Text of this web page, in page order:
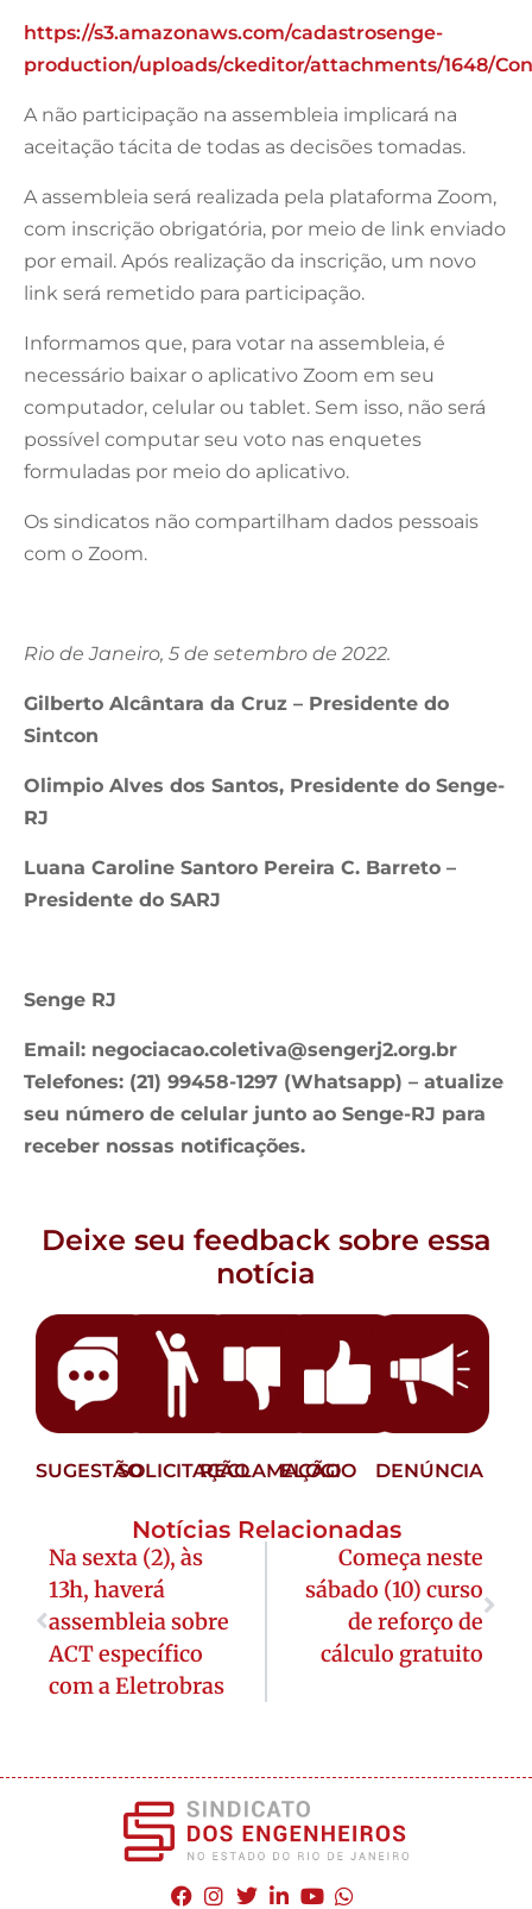
https://s3.amazonaws.com/cadastrosenge-
production/uploads/ckeditor/attachments/1648/
A não participação na assembleia implicará na
aceitação tácita de todas as decisões tomadas.
A assembleia será realizada pela plataforma Zoom,
com inscrição obrigatória, por meio de link enviado
por email. Após realização da inscrição, um novo
link será remetido para participação.
Informamos que, para votar na assembleia, é
necessário baixar o aplicativo Zoom em seu
computador, celular ou tablet. Sem isso, não será
possível computar seu voto nas enquetes
formuladas por meio do aplicativo.
Os sindicatos não compartilham dados pessoais
com o Zoom.
Rio de Janeiro, 5 de setembro de 2022.
Gilberto Alcântara da Cruz – Presidente do
Sintcon
Olimpio Alves dos Santos, Presidente do Senge-
RJ
Luana Caroline Santoro Pereira C. Barreto –
Presidente do SARJ
Senge RJ
Email: negociacao.coletiva@sengerj2.org.br
Telefones: (21) 99458-1297 (Whatsapp) – atualize
seu número de celular junto ao Senge-RJ para
receber nossas notificações.
Deixe seu feedback sobre essa
notícia
SUGESTÃOSOLICITAÇÃORECLAMAÇÃO
ELOGIO DENÚNCIA
Notícias Relacionadas
Na sexta (2), às
13h, haverá
assembleia sobre
ACT específico
com a Eletrobras
Começa neste
sábado (10) curso
de reforço de
cálculo gratuito